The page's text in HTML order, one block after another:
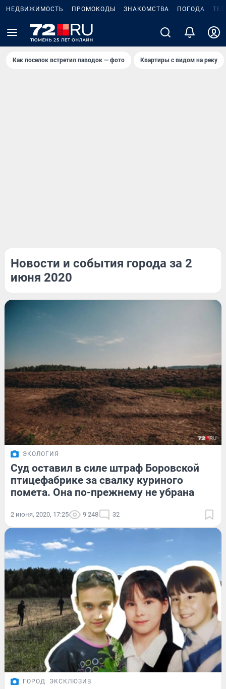
НЕДВИЖИМОСТЬ ПРОМОКОДЫ ЗНАКОМСТВА ПОГОДА
Как поселок встретил паводок — фото Квартиры с видом на реку
Новости и события города за 2
июня 2020
ЭКОЛОГИЯ
Суд оставил в силе штраф Боровской
птицефабрике за свалку куриного
помета. Она по-прежнему не убрана
2 июня, 2020, 17:25 9 248 32
ГОРОД ЭКСКЛЮЗИВ